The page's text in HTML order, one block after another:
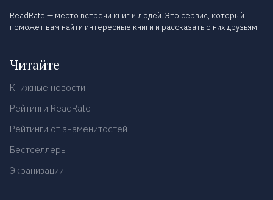
ReadRate — место встречи книг и людей. Это сервис, который
поможет вам найти интересные книги и рассказать о них друзьям.
Читайте
Книжные новости
Рейтинги ReadRate
Рейтинги от знаменитостей
Бестселлеры
Экранизации